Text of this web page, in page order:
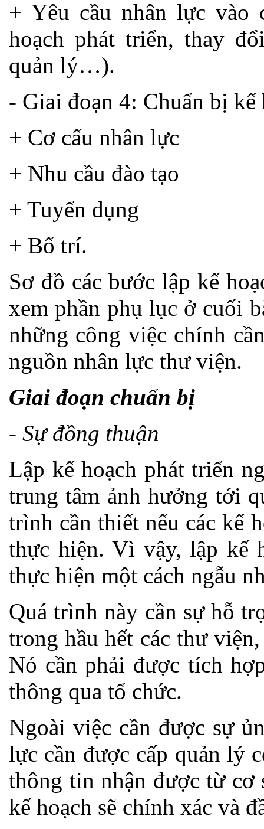
+ Yêu cầu nhân lực
hoạch phát triển, thay
quản lý…).
- Giai đoạn 4: Chuẩn bị kế
+ Cơ cấu nhân lực
+ Nhu cầu đào tạo
+ Tuyển dụng
+ Bố trí.
Sơ đồ các bước lập kế
xem phần phụ lục ở cuối
những công việc chính
nguồn nhân lực thư viện.
Giai đoạn chuẩn bị
- Sự đồng thuận
Lập kế hoạch phát triển
trung tâm ảnh hưởng tới
trình cần thiết nếu các kế
thực hiện. Vì vậy, lập kế
thực hiện một cách ngẫu
Quá trình này cần sự hỗ
trong hầu hết các thư
Nó cần phải được tích
thông qua tổ chức.
Ngoài việc cần được sự
lực cần được cấp quản lý
thông tin nhận được từ cơ
kế hoạch sẽ chính xác và